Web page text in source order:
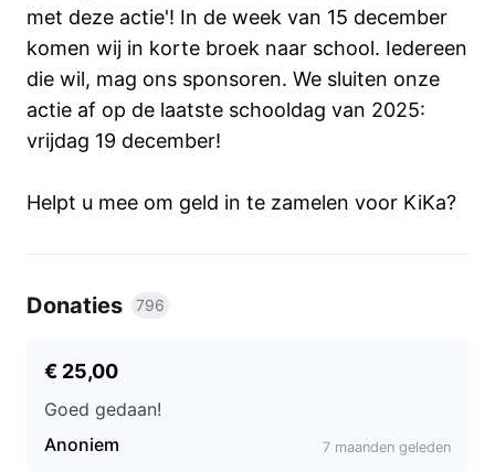
met deze actie'! In de week van 15 december
komen wij in korte broek naar school. Iedereen
die wil, mag ons sponsoren. We sluiten onze
actie af op de laatste schooldag van 2025:
vrijdag 19 december!
Helpt u mee om geld in te zamelen voor KiKa?
Donaties 796
€ 25,00
Goed gedaan!
Anoniem
7 maanden geleden